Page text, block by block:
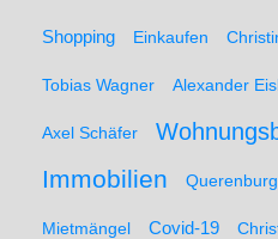
Shopping Einkaufen
Tobias Wagner Alexander
Axel Schäfer
Immobilien Querenburg
Mietmängel Covid-19